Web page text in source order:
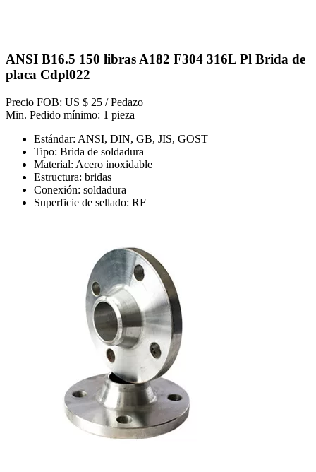
ANSI B16.5 150 libras A182 F304 316L Pl Brida de
placa Cdpl022
Precio FOB: US $ 25 / Pedazo
Min. Pedido mínimo: 1 pieza
Estándar: ANSI, DIN, GB, JIS, GOST
Tipo: Brida de soldadura
Material: Acero inoxidable
Estructura: bridas
Conexión: soldadura
Superficie de sellado: RF